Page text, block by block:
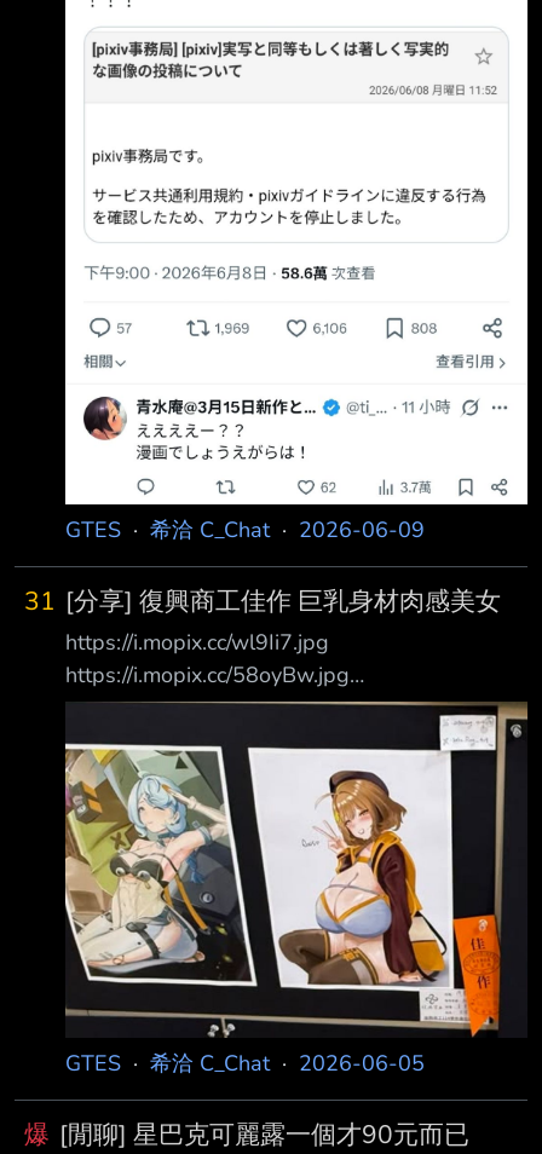
GTES · 希洽 C_Chat· 2026-06-09
31 [分享] 復興商工佳作 巨乳身材肉感美女
https://i.mopix.cc/wl9Ii7.jpg
https://i.mopix.cc/58oyBw.jpg
https://www.threads.com/@xn.886520/post/DZ
J6Cd4iQbE 不簡單 可能是未來的知名畫師 --
GTES · 希洽 C_Chat· 2026-06-05
爆 [閒聊] 星巴克可麗露一個才90元而已